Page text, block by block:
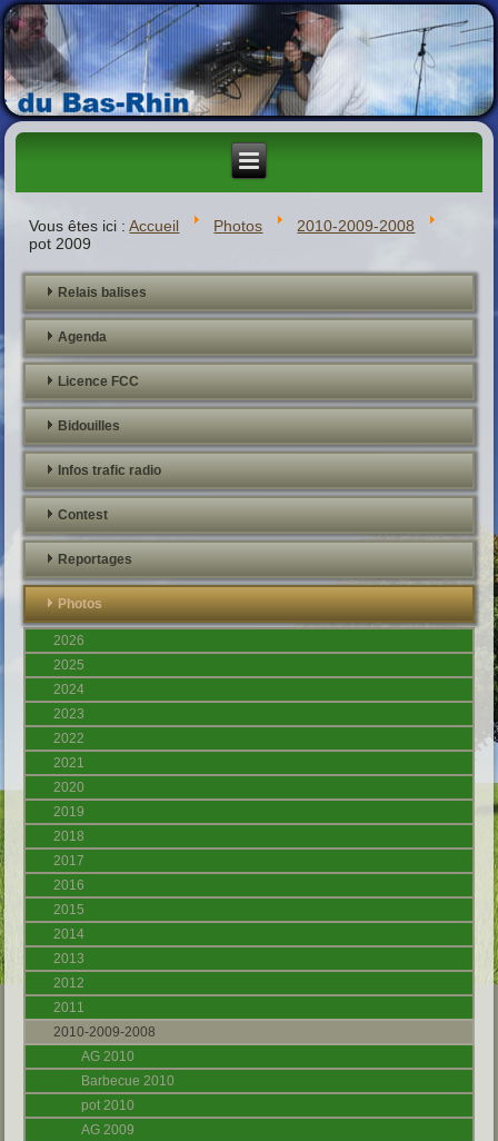
Vous êtes ici :Accueil Photos
2010-2009-2008
pot 2009
Relais balises
Agenda
Licence FCC
Bidouilles
Infos trafic radio
Contest
Reportages
Photos
2026
2025
2024
2023
2022
2021
2020
2019
2018
2017
2016
2015
2014
2013
2012
2011
2010-2009-2008
AG 2010
Barbecue 2010
pot 2010
AG 2009